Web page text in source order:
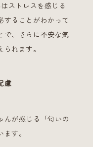
ストレスを感じる
することがわかって
で、さらに不安な気
れます。
慮
んが感じる「匂いの
す。